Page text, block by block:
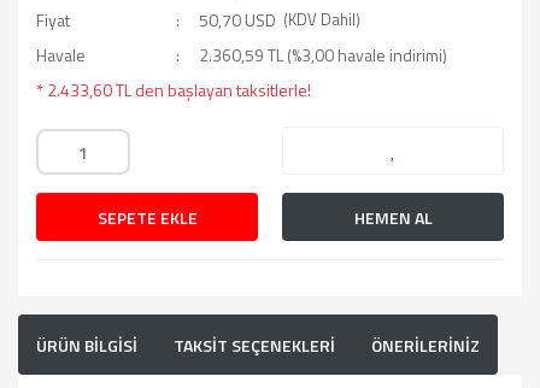
Fiyat
50,70 USD (KDV Dahil)
Havale
2.360,59 TL (%3,00 havale indirimi)
* 2.433,60 TL den başlayan taksitlerle!
SEPETE EKLE HEMEN AL
ÜRÜN BİLGİSİ TAKSİT SEÇENEKLERİ ÖNERİLERİNİZ